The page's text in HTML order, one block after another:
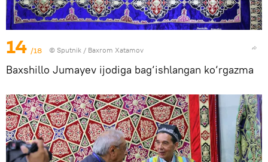
14 /18 © Sputnik / Baxrom Xatamov
Baxshillo Jumayev ijodiga bag‘ishlangan ko‘rgazma